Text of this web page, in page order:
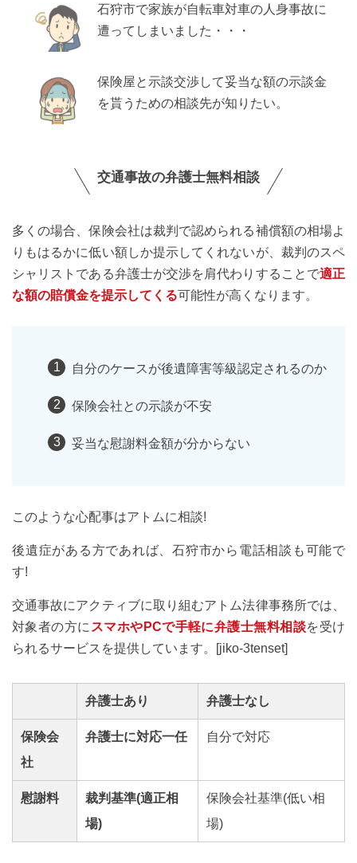
石狩市で家族が自転車対車の人身事故に
遭ってしまいました・・・
保険屋と示談交渉して妥当な額の示談金
を貰うための相談先が知りたい。
交通事故の弁護士無料相談
多くの場合、保険会社は裁判で認められる補償額の相場よ
りもはるかに低い額しか提示してくれないが、裁判のスペ
シャリストである弁護士が交渉を肩代わりすることで適正
な額の賠償金を提示してくる可能性が高くなります。
自分のケースが後遺障害等級認定されるのか
保険会社との示談が不安
妥当な慰謝料金額が分からない
このような心配事はアトムに相談!
後遺症がある方であれば、石狩市から電話相談も可能で
す!
交通事故にアクティブに取り組むアトム法律事務所では、
対象者の方に スマホやPCで手軽に弁護士無料相談を受け
られるサービスを提供しています。[jiko-3tenset]
弁護士あり 弁護士なし
保険会
社
弁護士に対応一任 自分で対応
慰謝料
裁判基準(適正相
場)
保険会社基準(低い相
場)